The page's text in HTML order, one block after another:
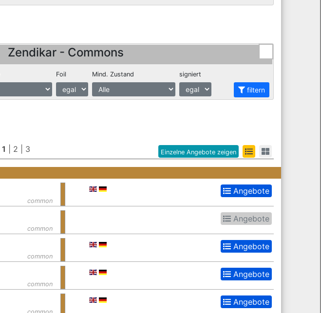
Zendikar - Commons
Foil Mind. Zustand signiert
filtern
Einzelne Angebote zeigen
1 2 3
common
Angebote
common
Angebote
common
Angebote
common
Angebote
Angebote